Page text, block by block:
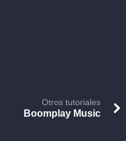
Otros tutoriales
Boomplay Music